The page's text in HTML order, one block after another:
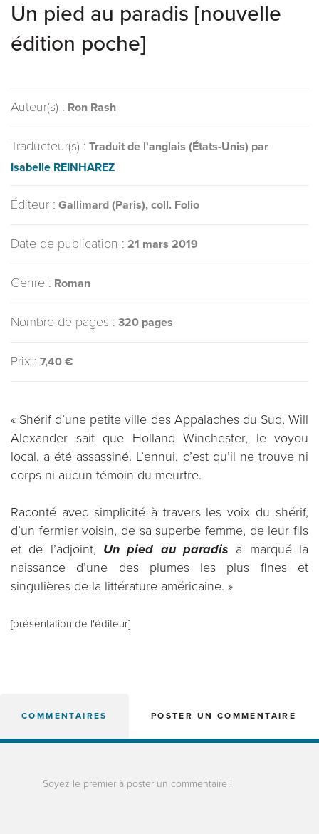
Un pied au paradis [nouvelle
édition poche]
Auteur(s) : Ron Rash
Traducteur(s) : Traduit de l'anglais (États-Unis) par
Isabelle REINHAREZ
Éditeur : Gallimard (Paris), coll. Folio
Date de publication : 21 mars 2019
Genre : Roman
Nombre de pages : 320 pages
Prix : 7,40 €
« Shérif d’une petite ville des Appalaches du Sud, Will
Alexander sait que Holland Winchester, le voyou
local, a été assassiné. L’ennui, c’est qu’il ne trouve ni
corps ni aucun témoin du meurtre.
Raconté avec simplicité à travers les voix du shérif,
d’un fermier voisin, de sa superbe femme, de leur fils
et de l’adjoint, Un pied au paradis a marqué la
naissance d’une des plumes les plus fines et
singulières de la littérature américaine. »
[présentation de l'éditeur]
COMMENTAIRES POSTER UN COMMENTAIRE
Soyez le premier à poster un commentaire !